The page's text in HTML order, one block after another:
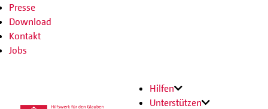
Presse
Download
Kontakt
Jobs
Hilfen
Unterstützen